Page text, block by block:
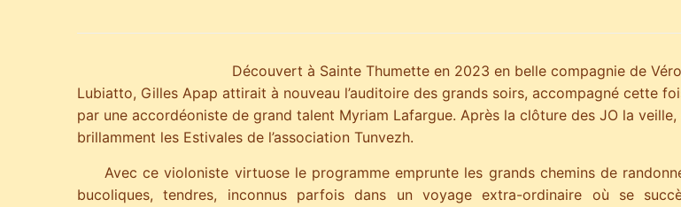
Découvert à Sainte Thumette en 2023 en belle compagnie de
Lubiatto, Gilles Apap attirait à nouveau l’auditoire des grands soirs, accompagné cette
par une accordéoniste de grand talent Myriam Lafargue. Après la clôture des JO la veille,
brillamment les Estivales de l’association Tunvezh.
Avec ce violoniste virtuose le programme emprunte les grands chemins de
bucoliques, tendres, inconnus parfois dans un voyage extra-ordinaire où se